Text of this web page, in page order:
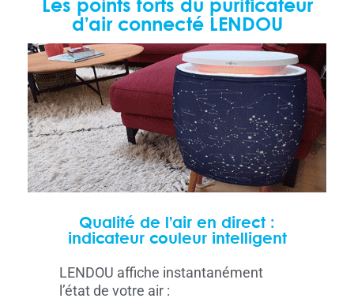
Les points forts du purificateur
d’air connecté LENDOU
Qualité de l’air en direct :
indicateur couleur intelligent
LENDOU affiche instantanément
l’état de votre air :